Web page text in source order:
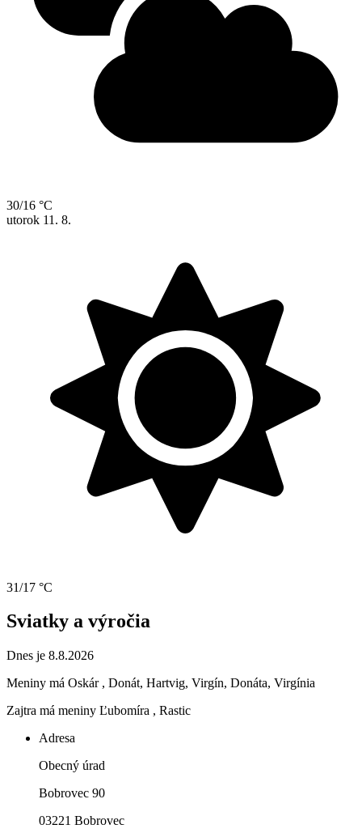
30/16 °C
utorok 11. 8.
31/17 °C
Sviatky a výročia
Dnes je 8.8.2026
Meniny má Oskár , Donát, Hartvig, Virgín, Donáta, Virgínia
Zajtra má meniny Ľubomíra , Rastic
Adresa
Obecný úrad
Bobrovec 90
03221 Bobrovec